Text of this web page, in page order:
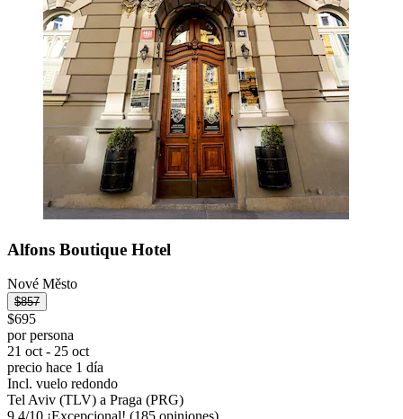
Alfons Boutique Hotel
Nové Město
$857
$695
por persona
21 oct - 25 oct
precio hace 1 día
Incl. vuelo redondo
Tel Aviv (TLV) a Praga (PRG)